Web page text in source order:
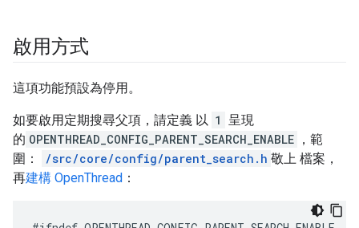
啟用方式
這項功能預設為停用。
如要啟用定期搜尋父項，請定義 以 1
呈現
的 OPENTHREAD_CONFIG_PARENT_SEARCH_ENABLE ，範
圍：
/src/core/config/parent_search.h 敬上 檔案，
再建構 OpenThread ：